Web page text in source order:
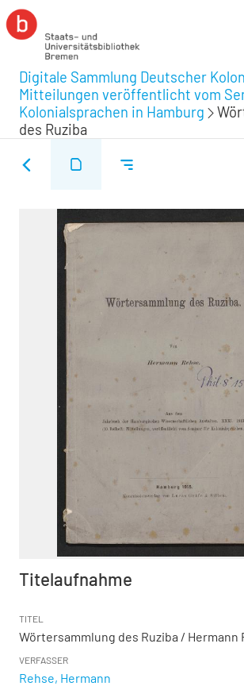
Digitale Sammlung Deutscher
Mitteilungen veröffentlicht vom
Kolonialsprachen in Hamburg
des Ruziba
Titelaufnahme
TITEL
Wörtersammlung des Ruziba / Hermann
VERFASSER
Rehse, Hermann